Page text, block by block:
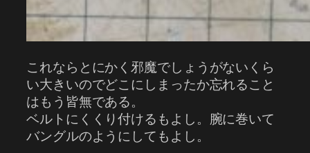
これならとにかく邪魔でしょうがないくら
い大きいのでどこにしまったか忘れること
はもう皆無である。
ベルトにくくり付けるもよし。腕に巻いて
バングルのようにしてもよし。